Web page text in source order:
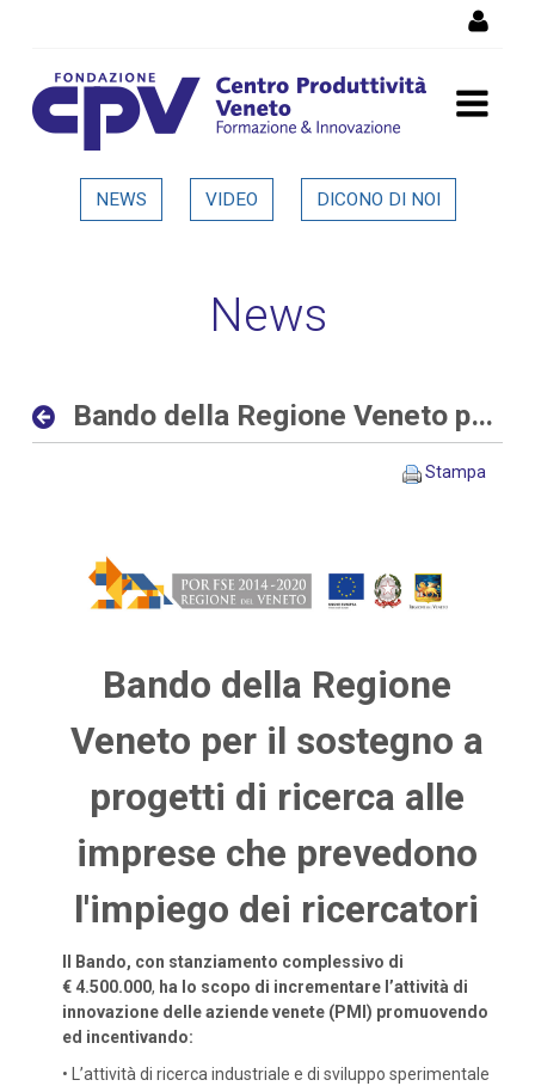
Bando della Regione Veneto
imprese - Dettaglio in
NEWS VIDEO DICONO DI NOI
News
Bando della Regione Veneto per progetti di ricerca alle imprese
Stampa
Bando della Regione
Veneto per il sostegno a
progetti di ricerca alle
imprese che prevedono
l'impiego dei ricercatori
Il Bando, con stanziamento complessivo di
€ 4.500.000, ha lo scopo di incrementare l’attività di
innovazione delle aziende venete (PMI) promuovendo
ed incentivando:
• L’attività di ricerca industriale e di sviluppo sperimentale